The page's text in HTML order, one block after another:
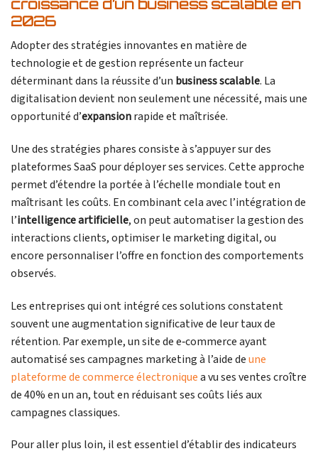
croissance d’un business scalable en
2026
Adopter des stratégies innovantes en matière de
technologie et de gestion représente un facteur
déterminant dans la réussite d’un business scalable. La
digitalisation devient non seulement une nécessité, mais une
opportunité d’expansionrapide et maîtrisée.
Une des stratégies phares consiste à s’appuyer sur des
plateformes SaaS pour déployer ses services. Cette approche
permet d’étendre la portée à l’échelle mondiale tout en
maîtrisant les coûts. En combinant cela avec l’intégration de
l’intelligence artificielle, on peut automatiser la gestion des
interactions clients, optimiser le marketing digital, ou
encore personnaliser l’offre en fonction des comportements
observés.
Les entreprises qui ont intégré ces solutions constatent
souvent une augmentation significative de leur taux de
rétention. Par exemple, un site de e‑commerce ayant
automatisé ses campagnes marketing à l’aide deune
plateforme de commerce électroniquea vu ses ventes croître
de 40% en un an, tout en réduisant ses coûts liés aux
campagnes classiques.
Pour aller plus loin, il est essentiel d’établir des indicateurs